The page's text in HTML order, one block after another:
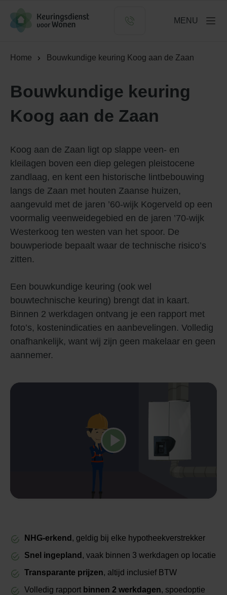
Logo Keuringsdienst voor Wonen
MENU
Home Bouwkundige keuring Koog aan de Zaan
Bouwkundige keuring
Koog aan de Zaan
Koog aan de Zaan ligt op slappe veen- en
kleilagen boven een diep gelegen pleistocene
zandlaag, en kent een historische lintbebouwing
langs de Zaan met houten Zaanse huizen,
aangevuld met de jaren ’60-wijk Kogerveld op een
voormalig veenweidegebied en de jaren ’70-wijk
Westerkoog ten westen van het spoor. De
bouwperiode bepaalt waar de technische risico’s
zitten.
Een bouwkundige keuring (ook wel
bouwtechnische keuring) brengt dat in kaart.
Binnen 2 werkdagen ontvang je een rapport met
foto’s, kostenindicaties en aanbevelingen. Volledig
onafhankelijk, want wij zijn geen makelaar en geen
aannemer.
Speel video
NHG-erkend , geldig bij elke hypotheekverstrekker
Snel ingepland , vaak binnen 3 werkdagen op locatie
Transparante prijzen, altijd inclusief BTW
Volledig rapport binnen 2 werkdagen, spoedoptie